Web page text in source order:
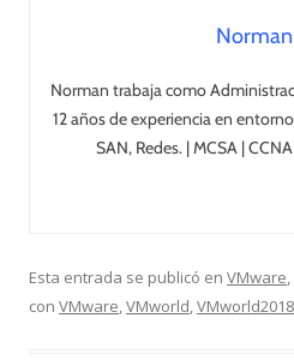
Norman
Norman trabaja como
12 años de experiencia en
SAN, Redes. | MCSA |
Esta entrada se publicó en VMware,
con VMware,VMworld,VMworld2018